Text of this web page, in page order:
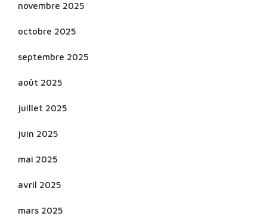
novembre 2025
octobre 2025
septembre 2025
août 2025
juillet 2025
juin 2025
mai 2025
avril 2025
mars 2025